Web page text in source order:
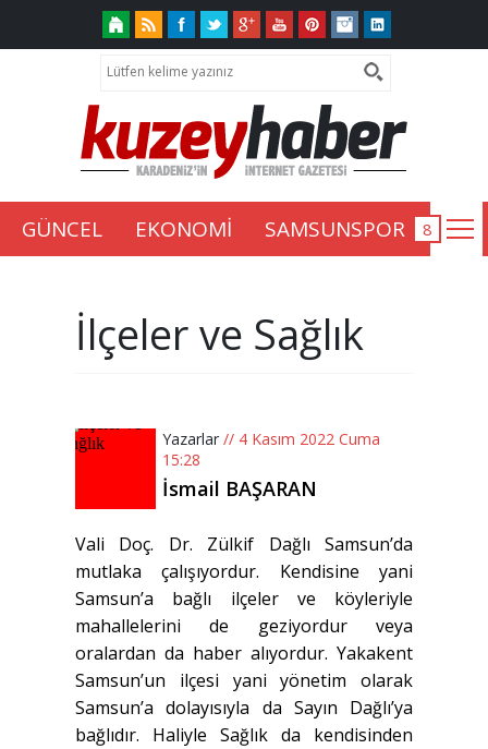
GÜNCEL EKONOMİ SAMSUNSPOR
İlçeler ve Sağlık
Yazarlar // 4 Kasım 2022 Cuma
15:28
İsmail BAŞARAN
Vali Doç. Dr. Zülkif Dağlı Samsun’da
mutlaka çalışıyordur. Kendisine yani
Samsun’a bağlı ilçeler ve köyleriyle
mahallelerini de geziyordur veya
oralardan da haber alıyordur. Yakakent
Samsun’un ilçesi yani yönetim olarak
Samsun’a dolayısıyla da Sayın Dağlı’ya
bağlıdır. Haliyle Sağlık da kendisinden